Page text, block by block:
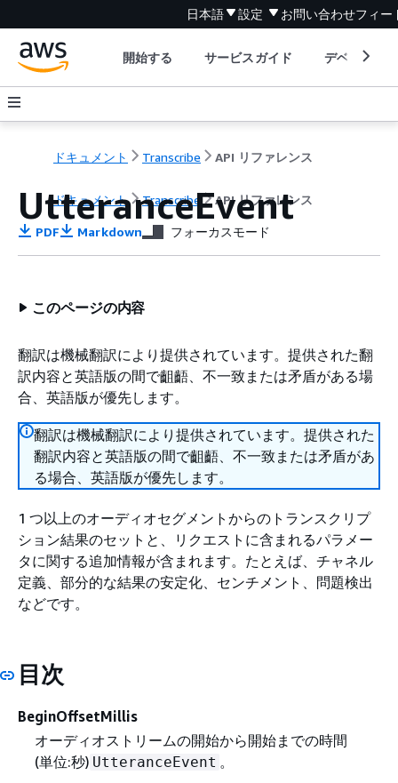
日本語 設定 お問い合わせフィー
開始する サービスガイド デベロッパ
ドキュメント Transcribe API リファレンス
ドキュメント Transcribe API リファレンス
UtteranceEvent
PDF Markdown フォーカスモード
このページの内容
翻訳は機械翻訳により提供されています。提供された翻
訳内容と英語版の間で齟齬、不一致または矛盾がある場
合、英語版が優先します。
翻訳は機械翻訳により提供されています。提供された
翻訳内容と英語版の間で齟齬、不一致または矛盾があ
る場合、英語版が優先します。
1 つ以上のオーディオセグメントからのトランスクリプ
ション結果のセットと、リクエストに含まれるパラメー
タに関する追加情報が含まれます。たとえば、チャネル
定義、部分的な結果の安定化、センチメント、問題検出
などです。
目次
BeginOffsetMillis
オーディオストリームの開始から開始までの時間
(単位:秒) UtteranceEvent 。